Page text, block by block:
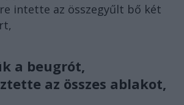
intette az összegyűlt bő két
a beugrót,
az összes ablakot,